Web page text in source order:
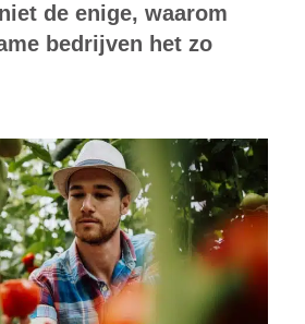
de enige, waarom
bedrijven het zo